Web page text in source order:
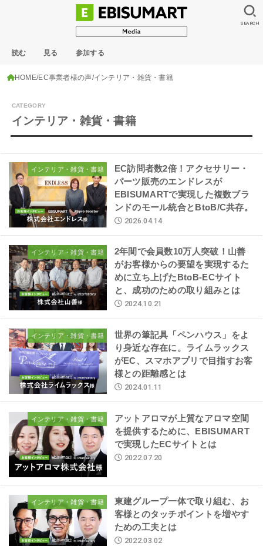
読む 見る 参加する
SEARCH
HOME EC事業者様の声 インテリア・雑貨・書籍
インテリア・雑貨・書籍
インテリア・雑貨・書籍
EC訪問者数2倍！アクセサリー・
パーツ販売のエンドレスが
EBISUMARTで実現した複数ブラ
ンドのモール統合とBtoB/C共存。
2026.04.14
インテリア・雑貨・書籍
2年間で会員数10万人突破！山善
がお客様からの要望を実現するた
めに立ち上げたBtoB-ECサイト
と、成功のための取り組みとは
2024.10.21
インテリア・雑貨・書籍
世界の筆記具「ペンハウス」をよ
り身近な存在に。ライムラックス
がEC、スマホアプリで目指すお客
様との距離感とは
2024.01.11
インテリア・雑貨・書籍
アットアロマが上質なアロマ空間
を提供するために、EBISUMART
で実現したECサイトとは
2022.07.20
インテリア・雑貨・書籍
東建グループ一体で取り組む、お
客様とのタッチポイントを増やす
ための工夫とは
2022.03.02